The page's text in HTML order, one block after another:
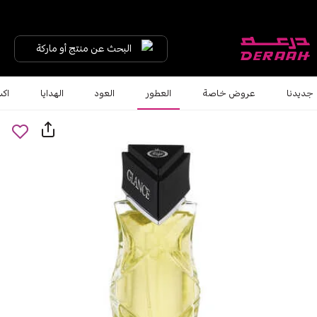
البحث عن منتج أو ماركة
جديدنا عروض خاصة العطور العود الهدايا